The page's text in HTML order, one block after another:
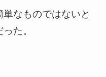
なものではないと
た。